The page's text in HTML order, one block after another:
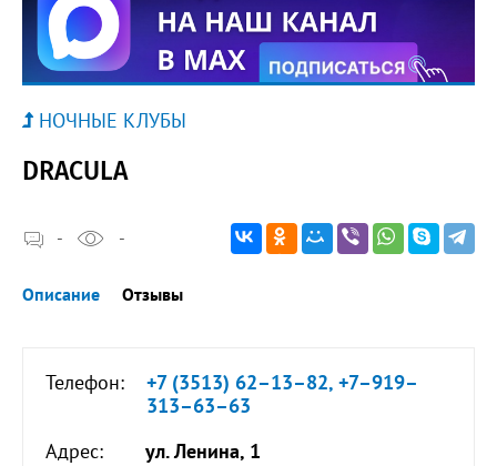
НОЧНЫЕ КЛУБЫ
DRACULA
- -
Описание Отзывы
Телефон:
+7 (3513) 62–13–82, +7–919–
313–63–63
Адрес:
ул. Ленина, 1